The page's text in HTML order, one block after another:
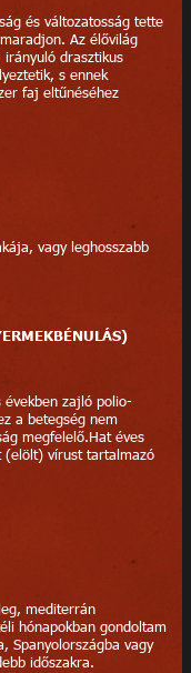
és változatosság tette
Az élővilág
drasztikus
s ennek
faj eltűnéséhez
vagy leghosszabb
években zajló polio-
a betegség nem
megfelelő.Hat éves
(elölt) vírust tartalmazó
mediterrán
hónapokban gondoltam
Spanyolországba vagy
időszakra.